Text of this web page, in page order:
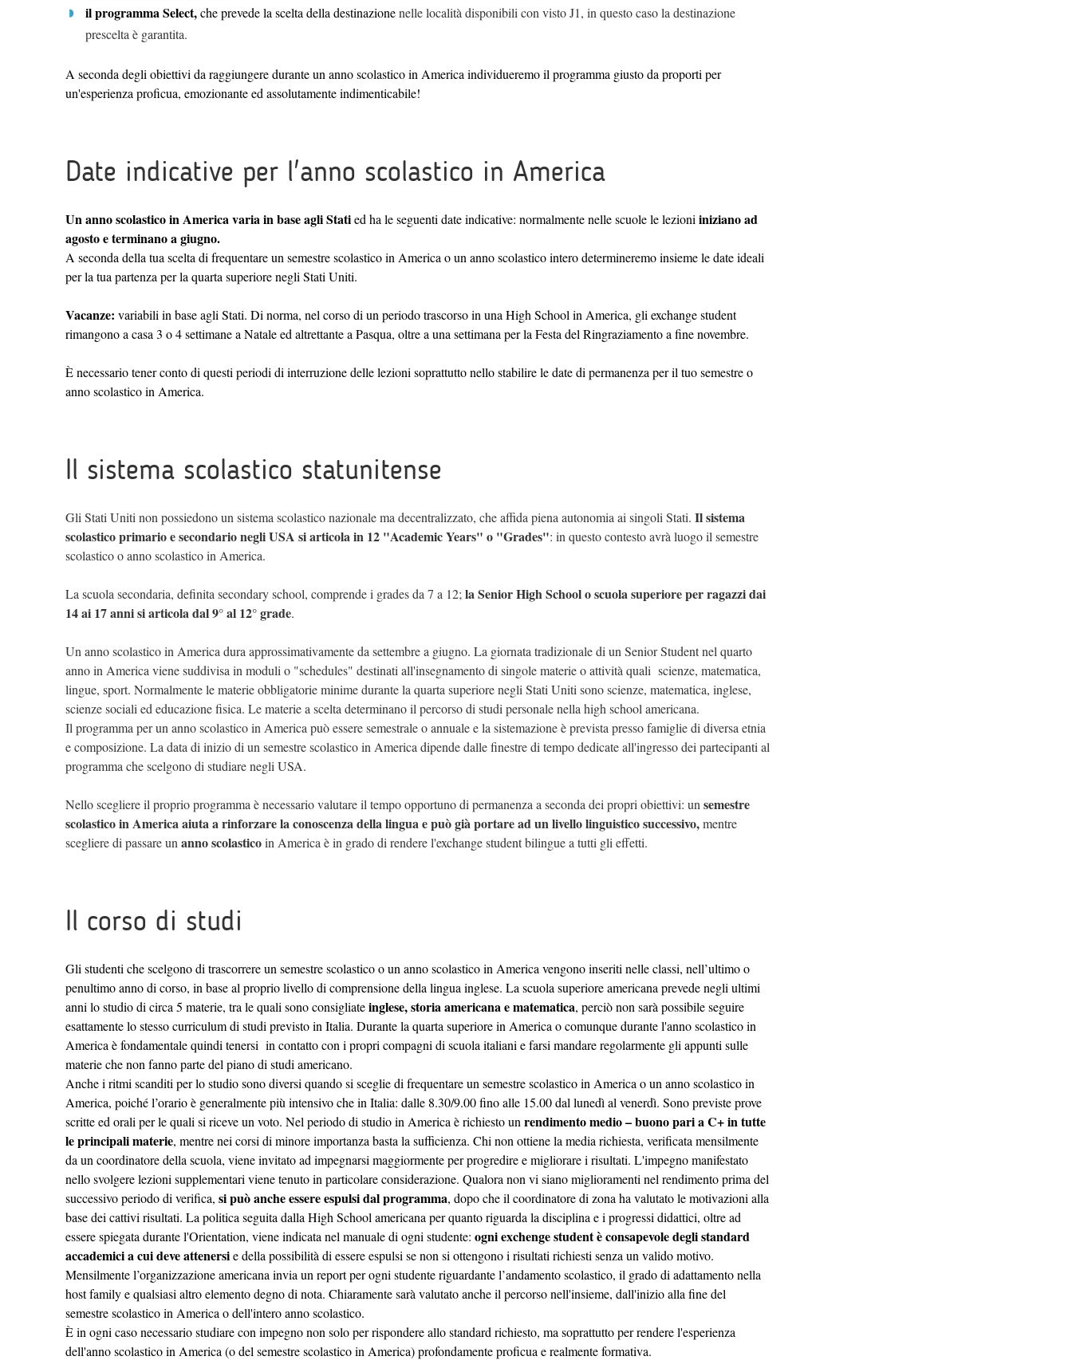
il programma Select,che prevede la scelta della destinazionenelle località disponibili con visto J1, in questo caso la destinazione
prescelta è garantita.
A seconda degli obiettivi da raggiungere durante un anno scolastico in America individueremo il programma giusto da proporti per
un'esperienza proficua, emozionante ed assolutamente indimenticabile!
Date indicative per l'anno scolastico in America
Un anno scolastico in America varia in base agli Statied ha le seguenti date indicative: normalmente nelle scuole le lezioni iniziano ad
agosto e terminano a giugno.
A seconda della tua scelta di frequentare un semestre scolastico in America o un anno scolastico intero determineremo insieme le date ideali
per la tua partenza per la quarta superiore negli Stati Uniti.
Vacanze: variabili in base agli Stati. Di norma, nel corso di un periodo trascorso in una High School in America, gli exchange student
rimangono a casa 3 o 4 settimane a Natale ed altrettante a Pasqua, oltre a una settimana per la Festa del Ringraziamento a fine novembre.
È necessario tener conto di questi periodi di interruzione delle lezioni soprattutto nello stabilire le date di permanenza per il tuo semestre o
anno scolastico in America.
Il sistema scolastico statunitense
Gli Stati Uniti non possiedono un sistema scolastico nazionale ma decentralizzato, che affida piena autonomia ai singoli Stati. Il sistema
scolastico primario e secondario negli USA si articola in 12 "Academic Years" o "Grades": in questo contesto avrà luogo il semestre
scolastico o anno scolastico in America.
La scuola secondaria, definita secondary school, comprende i grades da 7 a 12; la Senior High School o scuola superiore per ragazzi dai
14 ai 17 anni si articola dal 9° al 12° grade.
Un anno scolastico in America dura approssimativamente da settembre a giugno. La giornata tradizionale di un Senior Student nel quarto
anno in America viene suddivisa in moduli o "schedules" destinati all'insegnamento di singole materie o attività quali scienze, matematica,
lingue, sport. Normalmente le materie obbligatorie minime durante la quarta superiore negli Stati Uniti sono scienze, matematica, inglese,
scienze sociali ed educazione fisica. Le materie a scelta determinano il percorso di studi personale nella high school americana.
Il programma per un anno scolastico in America può essere semestrale o annuale e la sistemazione è prevista presso famiglie di diversa etnia
e composizione. La data di inizio di un semestre scolastico in America dipende dalle finestre di tempo dedicate all'ingresso dei partecipanti al
programma che scelgono di studiare negli USA.
Nello scegliere il proprio programma è necessario valutare il tempo opportuno di permanenza a seconda dei propri obiettivi: un semestre
scolastico in America aiuta a rinforzare la conoscenza della lingua e può già portare ad un livello linguistico successivo,mentre
scegliere di passare un anno scolasticoin America è in grado di rendere l'exchange student bilingue a tutti gli effetti.
Il corso di studi
Gli studenti che scelgono di trascorrere un semestre scolastico o un anno scolastico in America vengono inseriti nelle classi, nell’ultimo o
penultimo anno di corso, in base al proprio livello di comprensione della lingua inglese. La scuola superiore americana prevede negli ultimi
anni lo studio di circa 5 materie, tra le quali sono consigliateinglese, storia americana e matematica, perciò non sarà possibile seguire
esattamente lo stesso curriculum di studi previsto in Italia. Durante la quarta superiore in America o comunque durante l'anno scolastico in
America è fondamentale quindi tenersi in contatto con i propri compagni di scuola italiani e farsi mandare regolarmente gli appunti sulle
materie che non fanno parte del piano di studi americano.
Anche i ritmi scanditi per lo studio sono diversi quando si sceglie di frequentare un semestre scolastico in America o un anno scolastico in
America, poiché l’orario è generalmente più intensivo che in Italia: dalle 8.30/9.00 fino alle 15.00 dal lunedì al venerdì. Sono previste prove
scritte ed orali per le quali si riceve un voto. Nel periodo di studio in America è richiesto un rendimento medio – buono pari a C+ in tutte
le principali materie, mentre nei corsi di minore importanza basta la sufficienza. Chi non ottiene la media richiesta, verificata mensilmente
da un coordinatore della scuola, viene invitato ad impegnarsi maggiormente per progredire e migliorare i risultati. L'impegno manifestato
nello svolgere lezioni supplementari viene tenuto in particolare considerazione. Qualora non vi siano miglioramenti nel rendimento prima del
successivo periodo di verifica, si può anche essere espulsi dal programma, dopo che il coordinatore di zona ha valutato le motivazioni alla
base dei cattivi risultati. La politica seguita dalla High School americana per quanto riguarda la disciplina e i progressi didattici, oltre ad
essere spiegata durante l'Orientation, viene indicata nel manuale di ogni studente: ogni exchenge student è consapevole degli standard
accademici a cui deve attenersie della possibilità di essere espulsi se non si ottengono i risultati richiesti senza un valido motivo.
Mensilmente l’organizzazione americana invia un report per ogni studente riguardante l’andamento scolastico, il grado di adattamento nella
host family e qualsiasi altro elemento degno di nota. Chiaramente sarà valutato anche il percorso nell'insieme, dall'inizio alla fine del
semestre scolastico in America o dell'intero anno scolastico.
È in ogni caso necessario studiare con impegno non solo per rispondere allo standard richiesto, ma soprattutto per rendere l'esperienza
dell'anno scolastico in America (o del semestre scolastico in America) profondamente proficua e realmente formativa.